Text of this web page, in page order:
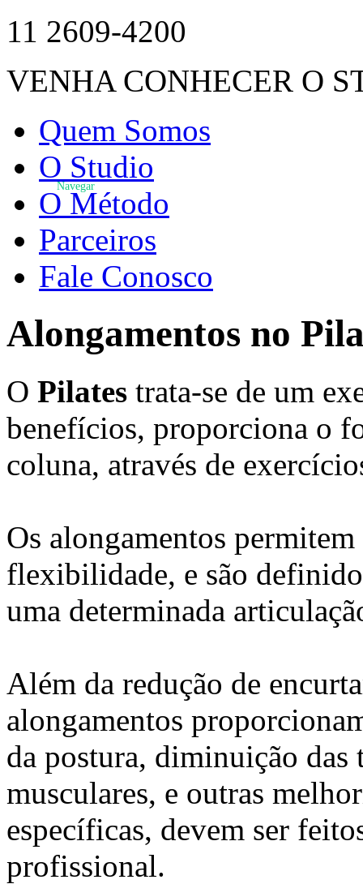
11 2609-4200
VENHA CONHECER O
Quem Somos
O Studio
O Método
Parceiros
Fale Conosco
Alongamentos no
O Pilates trata-se de um
benefícios, proporciona o
coluna, através de
Os alongamentos
flexibilidade, e são
uma determinada
Além da redução de
alongamentos
da postura, diminuição das
musculares, e outras
específicas, devem ser
profissional.
Navegar